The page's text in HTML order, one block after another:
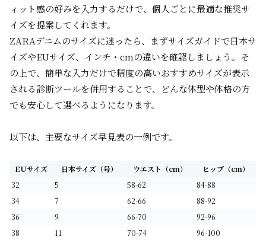
ィット感の好みを入力するだけで、個人ごとに最適な推奨サ
イズを提案してくれます。
ZARAデニムのサイズに迷ったら、まずサイズガイドで日本サ
イズやEUサイズ、インチ・cmの違いを確認しましょう。そ
の上で、簡単な入力だけで精度の高いおすすめサイズが表示
される診断ツールを併用することで、どんな体型や体格の方
でも安心して選べるようになります。
以下は、主要なサイズ早見表の一例です。
EUサイズ 日本サイズ（号） ウエスト（cm）
ヒップ（cm）
32
5 58-62
84-88
34
7 62-66
88-92
36
9 66-70
92-96
38
11 70-74 96-100